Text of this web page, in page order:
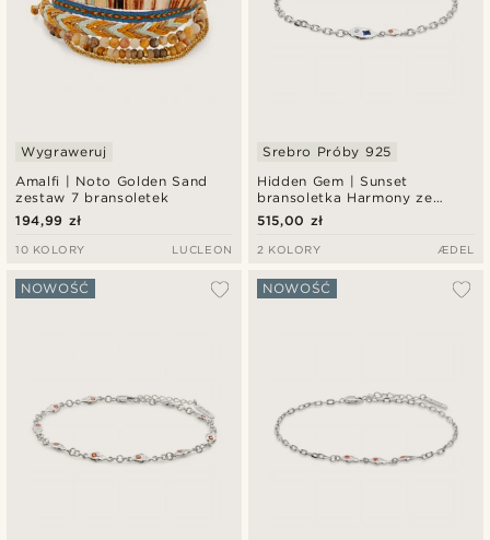
Amalfi | Noto Golden Sand
zestaw 7 bransoletek
Wygraweruj
194,99 zł
10 KOLORY LUCLEON
Hidden Gem | Sunset
bransoletka Harmony ze
srebra próby 925
Srebro Próby 925
515,00 zł
2 KOLORY ÆDEL
NOWOŚĆ NOWOŚĆ